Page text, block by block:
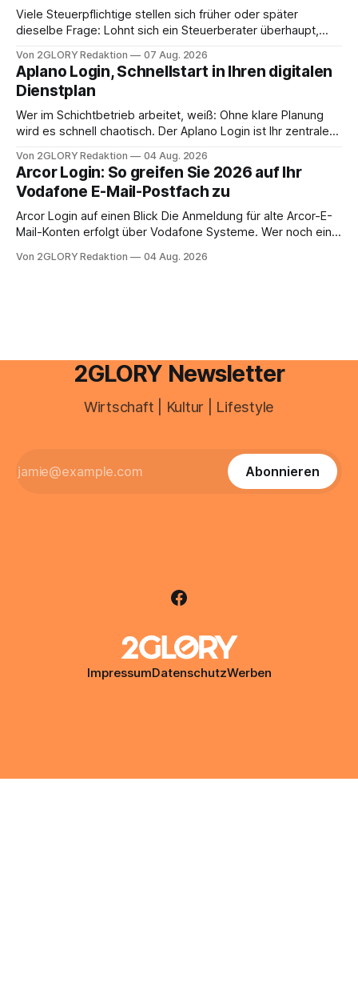
Viele Steuerpflichtige stellen sich früher oder später
dieselbe Frage: Lohnt sich ein Steuerberater überhaupt,
erledigen? Die kurze Antwort: Bei einfachen
Einkommensverhältnissen reicht häufig eine Steuersoftware
aus – sobald jedoch mehrere Einkunftsarten
zusammentreffen oder größere finanzielle Veränderungen
anstehen, zahlt sich professionelle Unterstützung meist
Von 2GLORY Redaktion 07 Aug. 2026
Aplano Login, Schnellstart in Ihren digitalen
Dienstplan
Wer im Schichtbetrieb arbeitet, weiß: Ohne klare Planung
wird es schnell chaotisch. Der Aplano Login ist Ihr zentraler
abwesenheiten und die gesamte kommunikation rund um
Ihr personal digital zu organisieren. In diesem Leitfaden
erfahren Sie alles, was Sie für einen reibungslosen Einstieg
brauchen, von der Registrierung
Von 2GLORY Redaktion 04 Aug. 2026
Arcor Login: So greifen Sie 2026 auf Ihr
Vodafone E-Mail-Postfach zu
Arcor Login auf einen Blick Die Anmeldung für alte Arcor-E-
Mail-Konten erfolgt über Vodafone Systeme. Wer noch eine
besitzt, loggt sich heute über das Vodafone E-Mail & Cloud
Von 2GLORY Redaktion 04 Aug. 2026
2GLORY Newsletter
Wirtschaft | Kultur | Lifestyle
Abonnieren
ImpressumDatenschutzWerben